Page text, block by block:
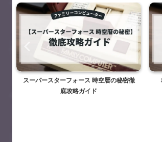
スーパースターフォース 時空暦の秘密徹
底攻略ガイド